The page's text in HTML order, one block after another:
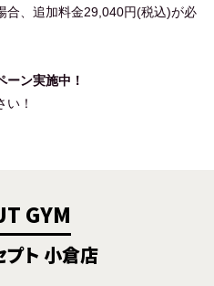
、追加料金29,040円(税込)が必
ーン実施中！
！
GYM
プト 小倉店